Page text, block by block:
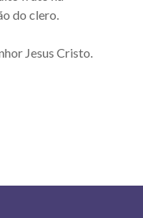
do clero.
Jesus Cristo.